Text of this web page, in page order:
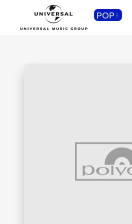
POP
CLASSICA